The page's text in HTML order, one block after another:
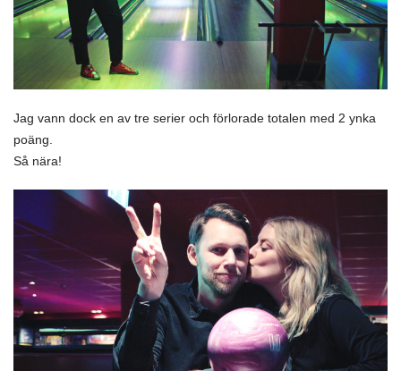
Jag vann dock en av tre serier och förlorade totalen med 2 ynka
poäng.
Så nära!